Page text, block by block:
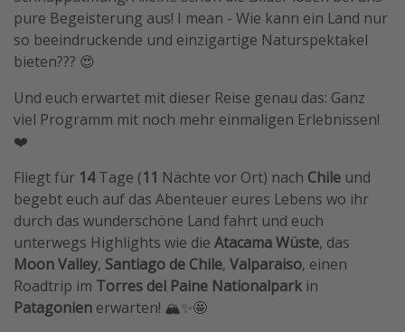
Reisepassfreie Reiseziele
Travel Know How
Last Minute Urlaub Mallorca
Last Minute Urlaub Deutschland
pure Begeisterung aus! I mean - Wie kann ein Land nur
so beeindruckende und einzigartige Naturspektakel
bieten??? 😍
Und euch erwartet mit dieser Reise genau das: Ganz
viel Programm mit noch mehr einmaligen Erlebnissen!
❤️
Fliegt für 14Tage (11 Nächte vor Ort) nach Chile und
begebt euch auf das Abenteuer eures Lebens wo ihr
durch das wunderschöne Land fahrt und euch
unterwegs Highlights wie die Atacama Wüste, das
Moon Valley, Santiago de Chile, Valparaiso, einen
Roadtrip im Torres del Paine Nationalpark in
Patagonien erwarten! 🏔️✨🤩